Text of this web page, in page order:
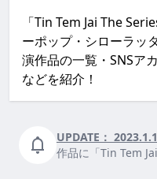
「Tin Tem Jai The
ーポップ・シローラッ
演作品の一覧・SNSア
などを紹介！
UPDATE：
作品に「Tin Tem